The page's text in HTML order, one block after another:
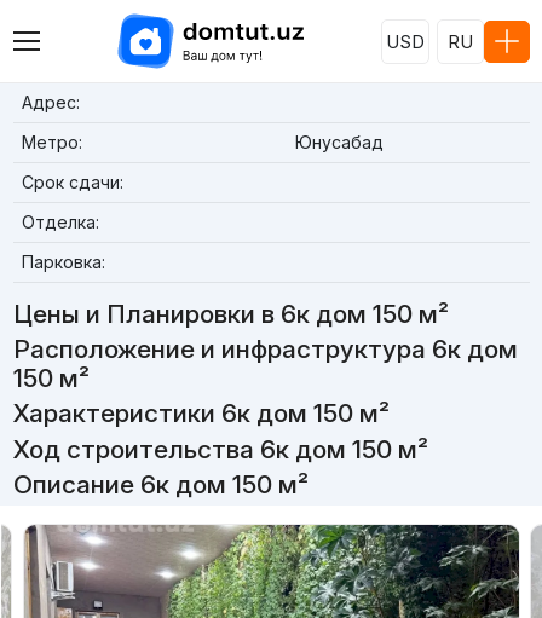
USD RU
Адрес:
Метро:
Юнусабад
Срок сдачи:
Отделка:
Парковка:
Цены и Планировки в 6к дом 150 м²
Расположение и инфраструктура 6к дом
150 м²
Характеристики 6к дом 150 м²
Ход строительства 6к дом 150 м²
Описание 6к дом 150 м²